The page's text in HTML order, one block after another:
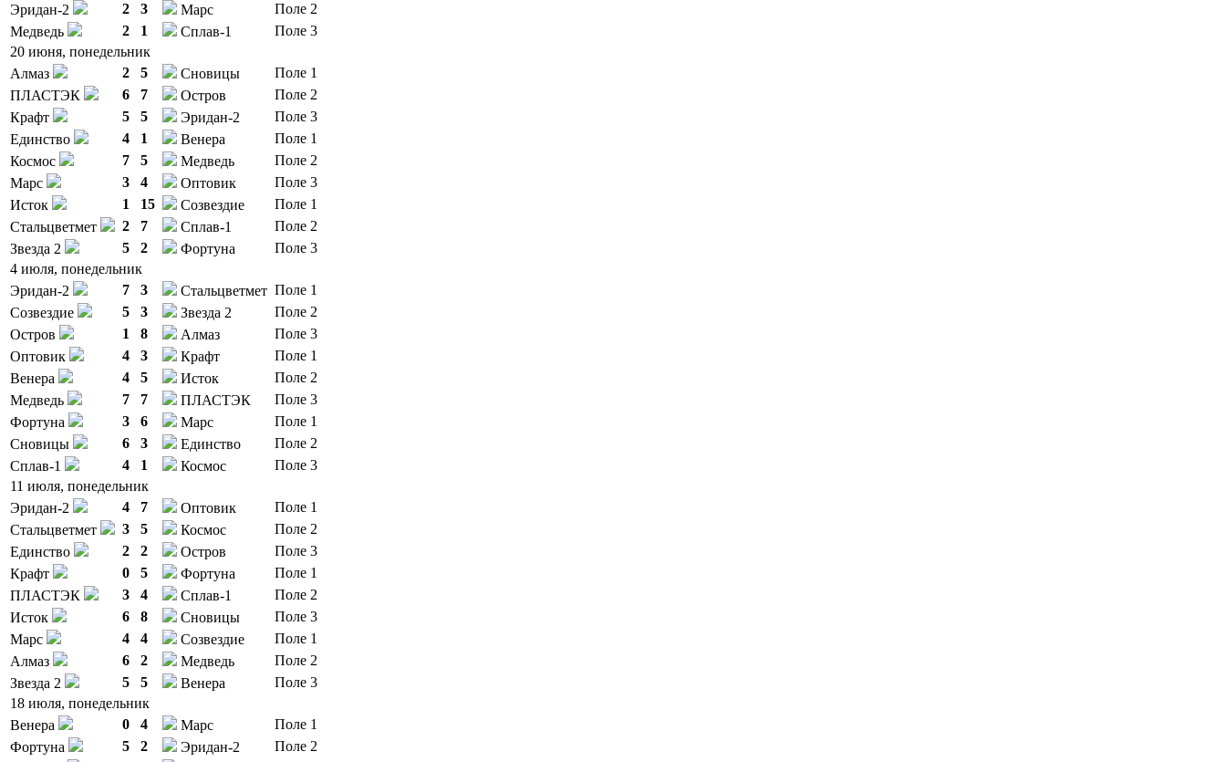
Эридан-2
2 3 Марс
Поле 2
Медведь
2 1 Сплав-1
Поле 3
20 июня, понедельник
Алмаз
2 5 Сновицы
Поле 1
ПЛАСТЭК
6 7 Остров
Поле 2
Крафт
5 5 Эридан-2
Поле 3
Единство
4 1 Венера
Поле 1
Космос
7 5 Медведь
Поле 2
Марс
3 4 Оптовик
Поле 3
Исток
1 15 Созвездие
Поле 1
Стальцветмет
2 7 Сплав-1
Поле 2
Звезда 2
5 2 Фортуна
Поле 3
4 июля, понедельник
Эридан-2
7 3 Стальцветмет Поле 1
Созвездие
5 3 Звезда 2
Поле 2
Остров
1 8 Алмаз
Поле 3
Оптовик
4 3 Крафт
Поле 1
Венера
4 5 Исток
Поле 2
Медведь
7 7 ПЛАСТЭК
Поле 3
Фортуна
3 6 Марс
Поле 1
Сновицы
6 3 Единство
Поле 2
Сплав-1
4 1 Космос
Поле 3
11 июля, понедельник
Эридан-2
4 7 Оптовик
Поле 1
Стальцветмет
3 5 Космос
Поле 2
Единство
2 2 Остров
Поле 3
Крафт
0 5 Фортуна
Поле 1
ПЛАСТЭК
3 4 Сплав-1
Поле 2
Исток
6 8 Сновицы
Поле 3
Марс
4 4 Созвездие
Поле 1
Алмаз
6 2 Медведь
Поле 2
Звезда 2
5 5 Венера
Поле 3
18 июля, понедельник
Венера
0 4 Марс
Поле 1
Фортуна
5 2 Эридан-2
Поле 2